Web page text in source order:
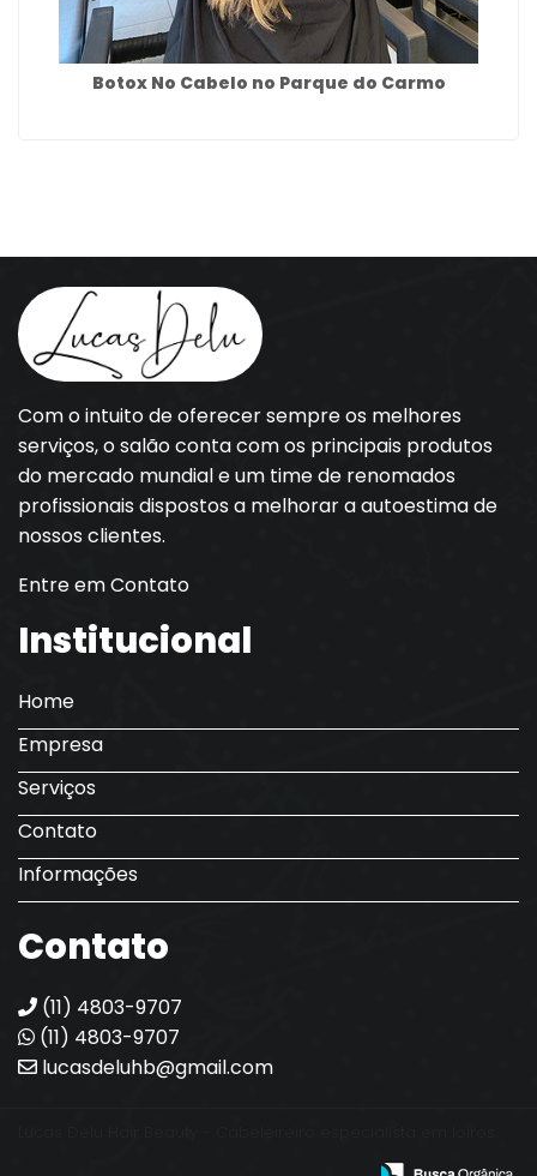
Botox No Cabelo no Parque do Carmo
Com o intuito de oferecer sempre os melhores
serviços, o salão conta com os principais produtos
do mercado mundial e um time de renomados
profissionais dispostos a melhorar a autoestima de
nossos clientes.
Entre em Contato
Institucional
Home
Empresa
Serviços
Contato
Informações
Contato
(11) 4803-9707
(11) 4803-9707
lucasdeluhb@gmail.com